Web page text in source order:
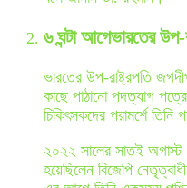
৬ ঘন্টা আগেভারতের উপ-
ভারতের উপ-রাষ্ট্রপতি
কাছে পাঠানো পদত্যাগ
চিকিৎসকদের পরামর্শে
২০২২ সালের সাতই অগাস্ট
হয়েছিলেন বিজেপি